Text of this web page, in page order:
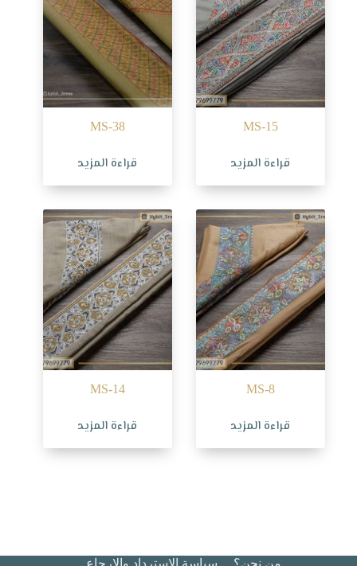
MS-15
قراءة المزيد
MS-38
قراءة المزيد
MS-8
قراءة المزيد
MS-14
قراءة المزيد
من نحن؟ سياسة الاسترداد والإرجاع